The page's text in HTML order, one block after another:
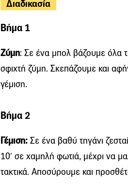
Διαδικασία
Βήμα 1
Ζύμη: Σε ένα μπολ βάζουμε όλα
σφιχτή ζύμη. Σκεπάζουμε και
γέμιση.
Βήμα 2
Γέμιση: Σε ένα βαθύ τηγάνι
10′ σε χαμηλή φωτιά, μέχρι να
τακτικά. Αποσύρουμε και